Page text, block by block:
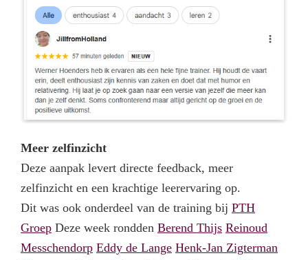
Meer zelfinzicht
Deze aanpak levert directe feedback, meer
zelfinzicht en een krachtige leerervaring op.
Dit was ook onderdeel van de training bij PTH
Groep Deze week rondden Berend Thijs Reinoud
Messchendorp Eddy de Lange Henk-Jan Zigterman